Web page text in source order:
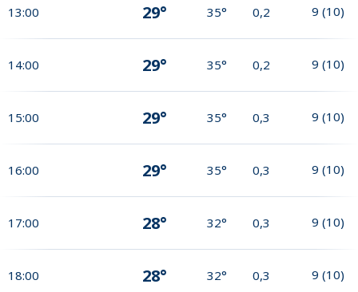
13:00 29° 35° 0,2 9 (10)
14:00 29° 35° 0,2 9 (10)
15:00 29° 35° 0,3 9 (10)
16:00 29° 35° 0,3 9 (10)
17:00 28° 32° 0,3 9 (10)
18:00 28° 32° 0,3 9 (10)